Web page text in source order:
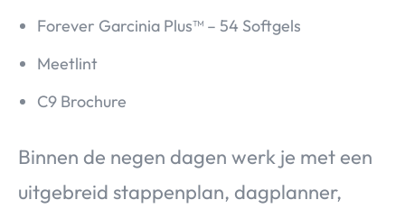
Forever Garcinia Plus™ – 54 Softgels
Meetlint
C9 Brochure
Binnen de negen dagen werk je met een
uitgebreid stappenplan, dagplanner,